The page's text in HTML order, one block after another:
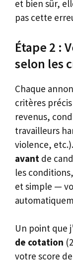
et bien sûr,
pas cette
Étape 2 :
selon les
Chaque
critères
revenus,
travailleurs
violence,
avant de
les
et simple —
Un point que
de cotation
votre score